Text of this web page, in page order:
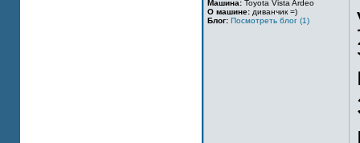
Машина: Toyota Vista Ardeo
О машине: диванчик =)
Блог: Посмотреть блог (1)